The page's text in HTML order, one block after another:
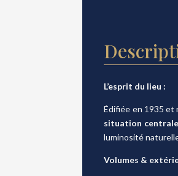
L’esprit du lieu :
Édifiée en 1935 et
situation centrale
luminosité
Volumes &